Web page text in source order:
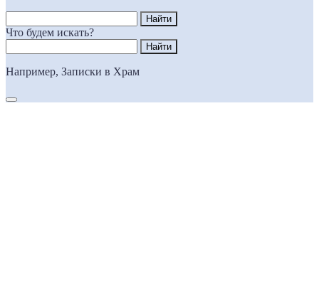
Что будем искать?
Например, Записки в Храм